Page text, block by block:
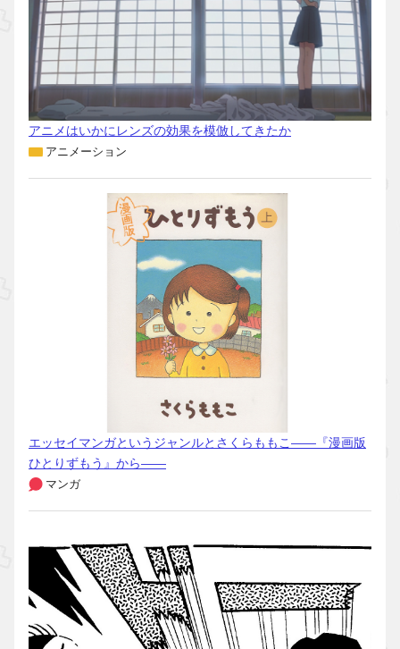
アニメはいかにレンズの効果を模倣してきたか
アニメーション
エッセイマンガというジャンルとさくらももこ――『漫画版
ひとりずもう』から――
マンガ